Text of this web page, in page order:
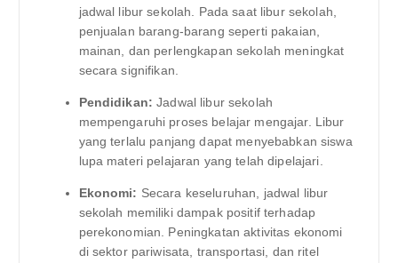
jadwal libur sekolah. Pada saat libur sekolah,
penjualan barang-barang seperti pakaian,
mainan, dan perlengkapan sekolah meningkat
secara signifikan.
Pendidikan: Jadwal libur sekolah
mempengaruhi proses belajar mengajar. Libur
yang terlalu panjang dapat menyebabkan siswa
lupa materi pelajaran yang telah dipelajari.
Ekonomi: Secara keseluruhan, jadwal libur
sekolah memiliki dampak positif terhadap
perekonomian. Peningkatan aktivitas ekonomi
di sektor pariwisata, transportasi, dan ritel